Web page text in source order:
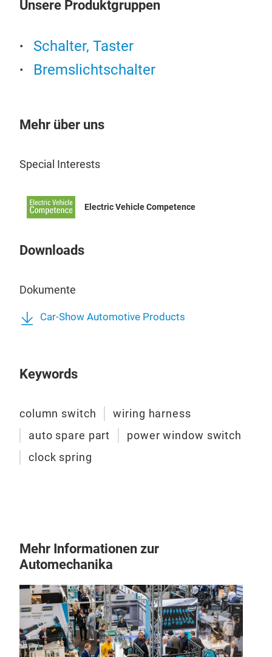
Unsere Produktgruppen
Schalter, Taster
Bremslichtschalter
Mehr über uns
Special Interests
Electric Vehicle Competence
Downloads
Dokumente
Car-Show Automotive Products
Keywords
column switch
wiring harness
auto spare part
power window switch
clock spring
Mehr Informationen zur
Automechanika